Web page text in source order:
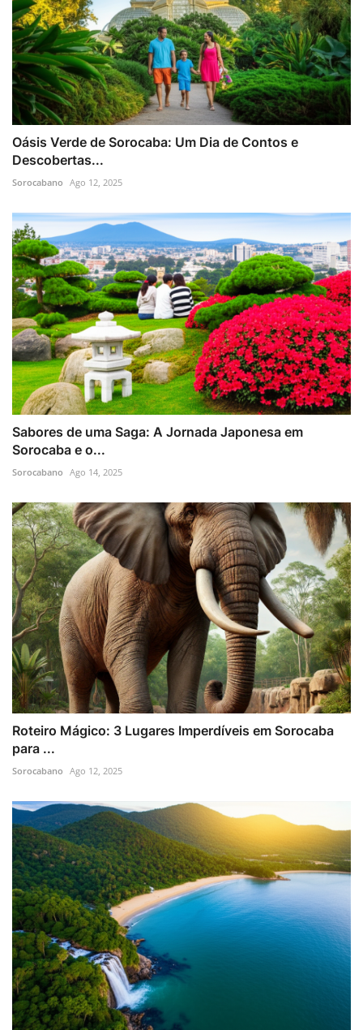
Oásis Verde de Sorocaba: Um Dia de Contos e
Descobertas...
Sorocabano Ago 12, 2025
Sabores de uma Saga: A Jornada Japonesa em
Sorocaba e o...
Sorocabano Ago 14, 2025
Roteiro Mágico: 3 Lugares Imperdíveis em Sorocaba
para ...
Sorocabano Ago 12, 2025